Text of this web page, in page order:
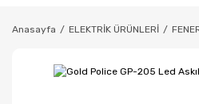
Anasayfa ELEKTRİK ÜRÜNLERİ